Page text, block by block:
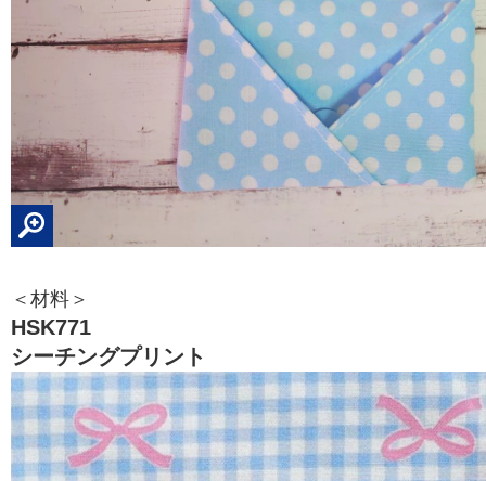
＜材料＞
HSK771
シーチングプリント